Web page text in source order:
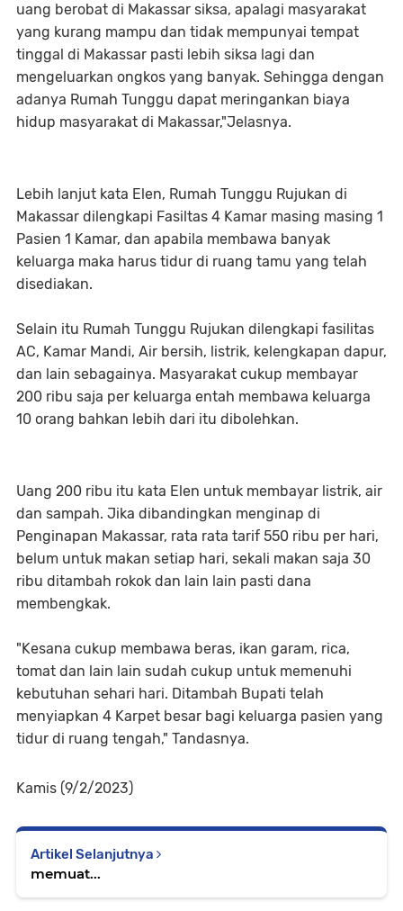
uang berobat di Makassar siksa, apalagi masyarakat
yang kurang mampu dan tidak mempunyai tempat
tinggal di Makassar pasti lebih siksa lagi dan
mengeluarkan ongkos yang banyak. Sehingga dengan
adanya Rumah Tunggu dapat meringankan biaya
hidup masyarakat di Makassar,"Jelasnya.
Lebih lanjut kata Elen, Rumah Tunggu Rujukan di
Makassar dilengkapi Fasiltas 4 Kamar masing masing 1
Pasien 1 Kamar, dan apabila membawa banyak
keluarga maka harus tidur di ruang tamu yang telah
disediakan.
Selain itu Rumah Tunggu Rujukan dilengkapi fasilitas
AC, Kamar Mandi, Air bersih, listrik, kelengkapan dapur,
dan lain sebagainya. Masyarakat cukup membayar
200 ribu saja per keluarga entah membawa keluarga
10 orang bahkan lebih dari itu dibolehkan.
Uang 200 ribu itu kata Elen untuk membayar listrik, air
dan sampah. Jika dibandingkan menginap di
Penginapan Makassar, rata rata tarif 550 ribu per hari,
belum untuk makan setiap hari, sekali makan saja 30
ribu ditambah rokok dan lain lain pasti dana
membengkak.
"Kesana cukup membawa beras, ikan garam, rica,
tomat dan lain lain sudah cukup untuk memenuhi
kebutuhan sehari hari. Ditambah Bupati telah
menyiapkan 4 Karpet besar bagi keluarga pasien yang
tidur di ruang tengah," Tandasnya.
Kamis (9/2/2023)
Artikel Selanjutnya
memuat...